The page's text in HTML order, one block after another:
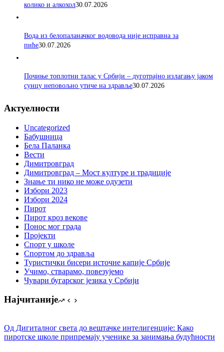
колико и алкохол30.07.2026
Вода из белопаланачког водовода није исправна за
пиће30.07.2026
Почиње топлотни талас у Србији – дуготрајно излагању јаком
сунцу неповољно утиче на здравље30.07.2026
Актуелности
Uncategorized
Бабушница
Бела Паланка
Вести
Димитровград
Димитровград – Мост културе и традиције
Знање ти нико не може одузети
Избори 2023
Избори 2024
Пирот
Пирот кроз векове
Понос мог града
Пројекти
Спорт у школе
Спортом до здравља
Туристички бисери источне капије Србије
Учимо, стварамо, повезујемо
Чувари бугарског језика у Србији
Најчитаније
Од Дигиталног света до вештачке интелигенције: Како
пиротске школе припремају ученике за занимања будућности